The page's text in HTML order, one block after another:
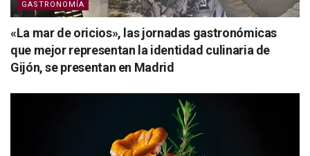
GASTRONOMÍA
«La mar de oricios», las jornadas gastronómicas
que mejor representan la identidad culinaria de
Gijón, se presentan en Madrid